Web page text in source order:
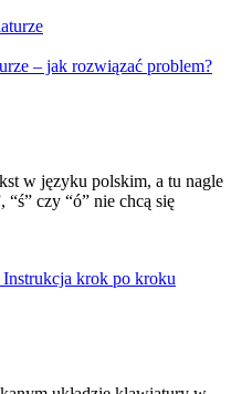
– jak rozwiązać problem?
w języku polskim, a tu nagle
“ś” czy “ó” nie chcą się
Instrukcja krok po kroku